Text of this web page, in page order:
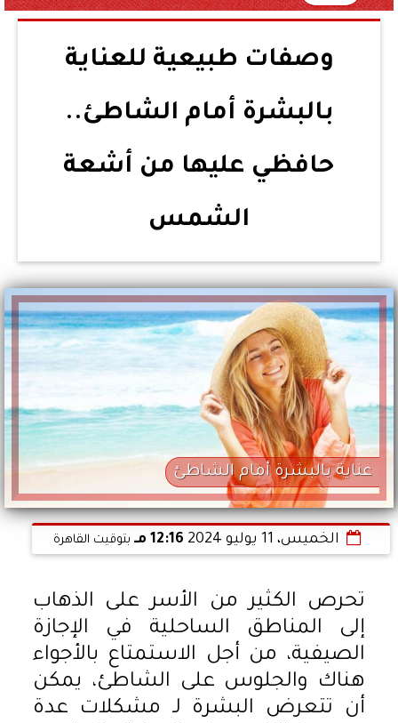
وصفات طبيعية للعناية
بالبشرة أمام الشاطئ..
حافظي عليها من أشعة
الشمس
عناية بالبشرة أمام الشاطئ
الخميس، 11 يوليو 2024 12:16 مـ بتوقيت القاهرة
تحرص الكثير من الأسر على الذهاب
إلى المناطق الساحلية في الإجازة
الصيفية، من أجل الاستمتاع بالأجواء
هناك والجلوس على الشاطئ، يمكن
أن تتعرض البشرة لـ مشكلات عدة